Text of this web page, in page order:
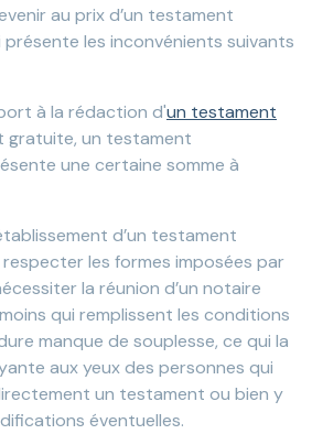
au prix d’un testament
les inconvénients suivants
à la rédaction d'un testament
gratuite, un testament
une certaine somme à
d’un testament
les formes imposées par
la réunion d’un notaire
qui remplissent les conditions
manque de souplesse, ce qui la
aux yeux des personnes qui
un testament ou bien y
éventuelles.